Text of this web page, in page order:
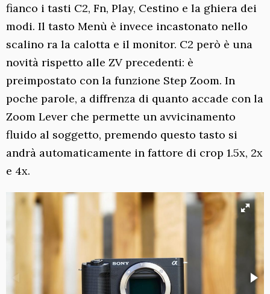
fianco i tasti C2, Fn, Play, Cestino e la ghiera dei
modi. Il tasto Menù è invece incastonato nello
scalino ra la calotta e il monitor. C2 però è una
novità rispetto alle ZV precedenti: è
preimpostato con la funzione Step Zoom. In
poche parole, a diffrenza di quanto accade con la
Zoom Lever che permette un avvicinamento
fluido al soggetto, premendo questo tasto si
andrà automaticamente in fattore di crop 1.5x, 2x
e 4x.